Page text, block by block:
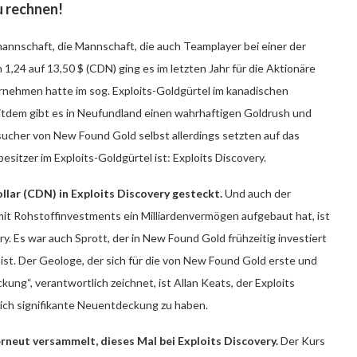
rechnen!
die Mannschaft, die auch Teamplayer bei einer der
auf 13,50 $ (CDN) ging es im letzten Jahr für die Aktionäre
hatte im sog. Exploits-Goldgürtel im kanadischen
gibt es in Neufundland einen wahrhaftigen Goldrush und
von New Found Gold selbst allerdings setzten auf das
im Exploits-Goldgürtel ist: Exploits Discovery.
(CDN) in Exploits Discovery gesteckt.Und auch der
Rohstoffinvestments ein Milliardenvermögen aufgebaut hat, ist
Es war auch Sprott, der in New Found Gold frühzeitig investiert
Der Geologe, der sich für die von New Found Gold erste und
verantwortlich zeichnet, ist Allan Keats, der Exploits
signifikante Neuentdeckung zu haben.
versammelt, dieses Mal bei Exploits Discovery.Der Kurs